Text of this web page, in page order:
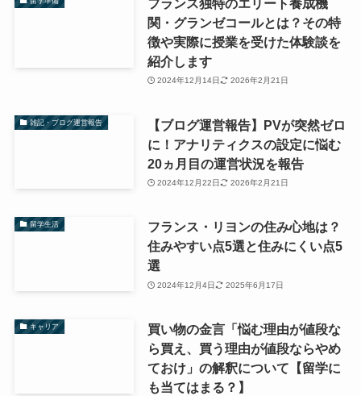
フランス独特のエリート養成機
関・グランゼコールとは？その特
徴や実際に授業を受けた体験談を
紹介します
2024年12月14日 2026年2月21日
雑記・ブログ運営報告
【ブログ運営報告】PVが突然ゼロ
に！アナリティクスの設定に悩む
20ヵ月目の運営状況を報告
2024年12月22日 2026年2月21日
留学生活
フランス・リヨンの住み心地は？
住みやすい点5選と住みにくい点5
選
2024年12月4日 2025年6月17日
キャリア
買い物の金言「悩む理由が値段な
ら買え、買う理由が値段ならやめ
ておけ」の解釈について【留学に
も当てはまる？】